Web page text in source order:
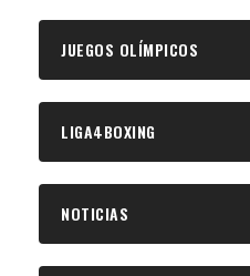
JUEGOS OLÍMPICOS
LIGA4BOXING
NOTICIAS